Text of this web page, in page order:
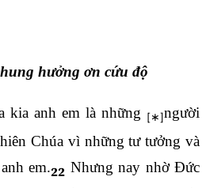
hưởng ơn cứu độ
kia anh em là những
người
Chúa vì những tư tưởng và
em.22 Nhưng nay nhờ Đức